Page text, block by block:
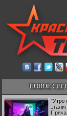
НОВОЕ
"Утро